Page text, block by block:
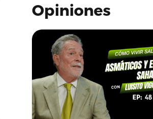
Opiniones